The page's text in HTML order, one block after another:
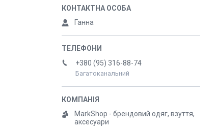
Ганна
+380 (95) 316-88-74
Багатоканальний
MarkShop - брендовий одяг, взуття,
аксесуари